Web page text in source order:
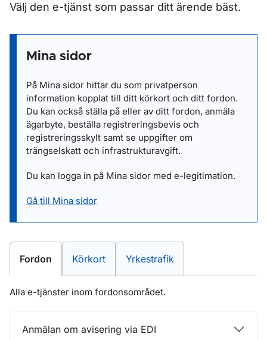
Välj den e-tjänst som passar ditt ärende bäst.
Mina sidor
På Mina sidor hittar du som privatperson
information kopplat till ditt körkort och ditt fordon.
Du kan också ställa på eller av ditt fordon, anmäla
ägarbyte, beställa registreringsbevis och
registreringsskylt samt se uppgifter om
trängselskatt och infrastrukturavgift.
Du kan logga in på Mina sidor med e-legitimation.
Gå till Mina sidor
E-tjänster inom
Fordon E-tjänster inom
Körkort E-tjänster inom
Yrkestrafik
Alla e-tjänster inom fordonsområdet.
Anmälan om avisering via EDI